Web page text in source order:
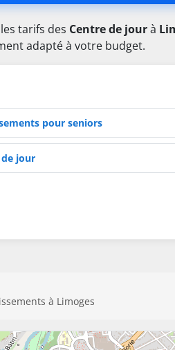
tarifs des Centre de jourà
adapté à votre budget.
soins
à Limoges